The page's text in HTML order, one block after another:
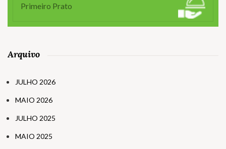
Primeiro Prato
Arquivo
JULHO 2026
MAIO 2026
JULHO 2025
MAIO 2025